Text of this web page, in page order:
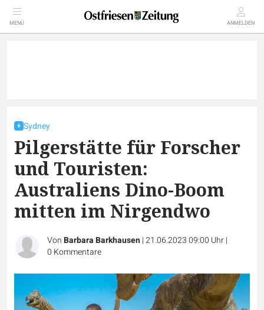
MENÜ ANMELDEN
Sydney
Pilgerstätte für Forscher
und Touristen:
Australiens Dino-Boom
mitten im Nirgendwo
VonBarbara Barkhausen|21.06.2023 09:00 Uhr|
0 Kommentare